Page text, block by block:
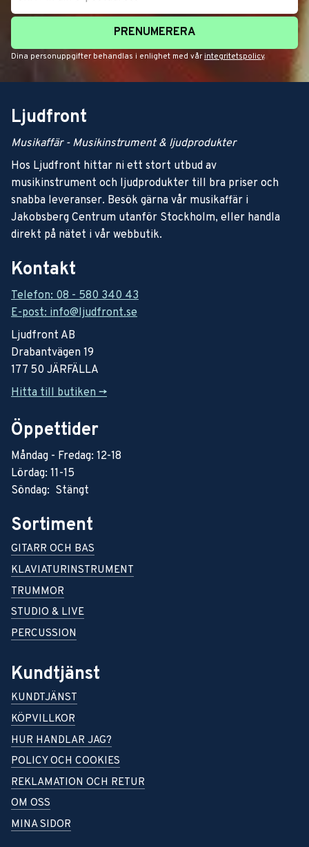
PRENUMERERA
Dina personuppgifter behandlas i enlighet med vår integritetspolicy.
Ljudfront
Musikaffär - Musikinstrument & ljudprodukter
Hos Ljudfront hittar ni ett stort utbud av
musikinstrument och ljudprodukter till bra priser och
snabba leveranser. Besök gärna vår musikaffär i
Jakobsberg Centrum utanför Stockholm, eller handla
direkt på nätet i vår webbutik.
Kontakt
Telefon: 08 - 580 340 43
E-post: info@ljudfront.se
Ljudfront AB
Drabantvägen 19
177 50 JÄRFÄLLA
Hitta till butiken ->
Öppettider
Måndag - Fredag: 12-18
Lördag: 11-15
Söndag: Stängt
Sortiment
GITARR OCH BAS
KLAVIATURINSTRUMENT
TRUMMOR
STUDIO & LIVE
PERCUSSION
Kundtjänst
KUNDTJÄNST
KÖPVILLKOR
HUR HANDLAR JAG?
POLICY OCH COOKIES
REKLAMATION OCH RETUR
OM OSS
MINA SIDOR